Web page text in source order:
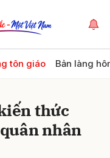
tôn giáo Bản làng
thức
nhân